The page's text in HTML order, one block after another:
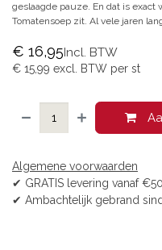
geslaagde pauze. En dat is exact
Tomatensoep zit. Al vele jaren
€ 16,95Incl. BTW
€ 15,99 excl. BTW per st
Algemene voorwaarden
✔ GRATIS levering vanaf
✔ Ambachtelijk gebrand